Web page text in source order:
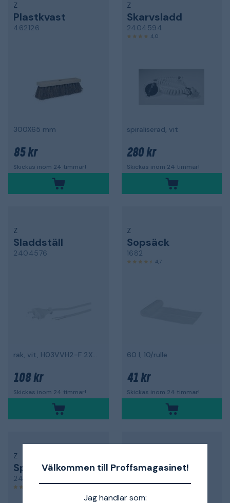
Välkommen till Proffsmagasinet!
Jag handlar som:
Z
Plastkvast
462126
300X65 mm
85 kr
Skickas inom 24 timmar!
Z
Skarvsladd
2404594
4,0
spiraliserad, vit
280 kr
Skickas inom 24 timmar!
Z
Sladdställ
2404576
rak, vit, H03VVH2-F 2X0,75
108 kr
Skickas inom 24 timmar!
Z
Sopsäck
1682
4,7
60 l, 10/rulle
41 kr
Skickas inom 24 timmar!
Z
Spiralkabel
2404592
Wirelås